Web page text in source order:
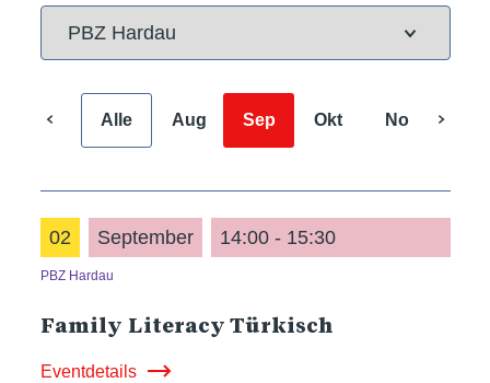
Alle Aug Sep Okt Nov
02 September 14:00 - 15:30
PBZ Hardau
Family Literacy Türkisch
Eventdetails